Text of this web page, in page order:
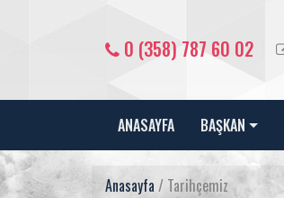
0 (358) 787 60 02
ANASAYFA BAŞKAN
Anasayfa / Tarihçemiz